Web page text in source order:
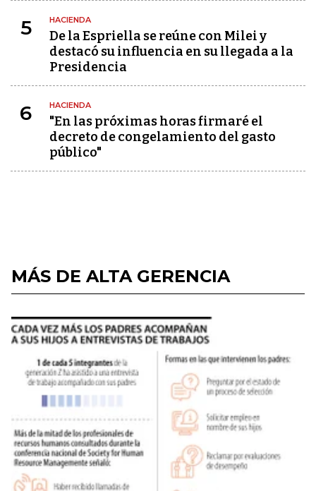
5 HACIENDA
De la Espriella se reúne con Milei y
destacó su influencia en su llegada a la
Presidencia
6 HACIENDA
"En las próximas horas firmaré el
decreto de congelamiento del gasto
público"
MÁS DE ALTA GERENCIA